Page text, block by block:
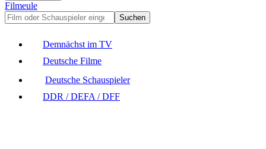
Filmeule
Suchen
Demnächst im TV
Deutsche Filme
Deutsche Schauspieler
DDR / DEFA / DFF